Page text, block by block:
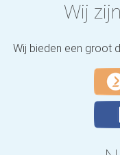
Wij
Wij bieden een groot